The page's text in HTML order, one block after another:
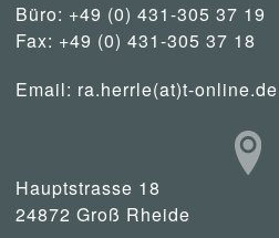
Büro: +49 (0) 431-305 37 19
Fax: +49 (0) 431-305 37 18
Email: ra.herrle(at)t-online.de
Hauptstrasse 18
24872 Groß Rheide